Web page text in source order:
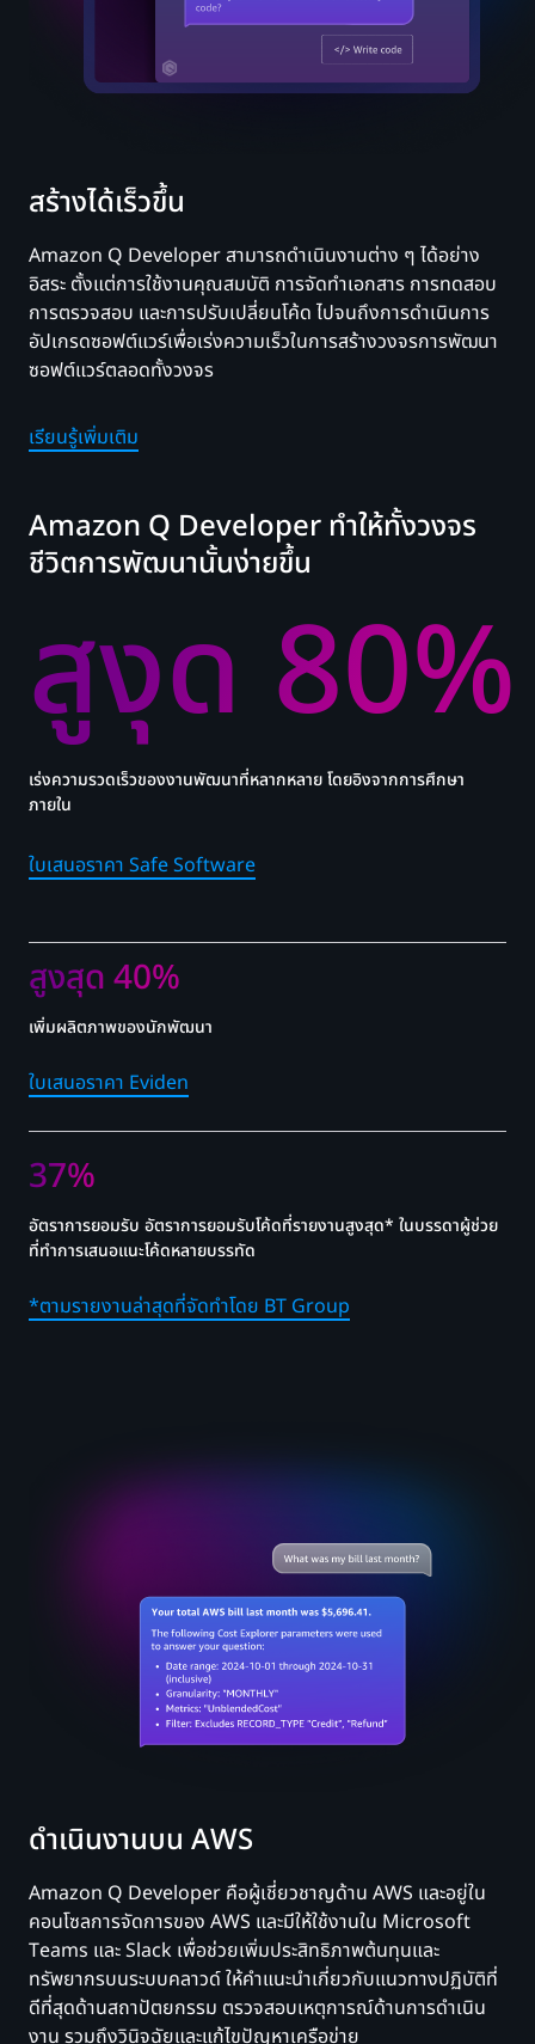
สร้างได้เร็วขึ้น
Amazon Q Developer สามารถดำเนินงานต่าง ๆ ได้อย่าง
อิสระ ตั้งแต่การใช้งานคุณสมบัติ การจัดทำเอกสาร การทดสอบ
การตรวจสอบ และการปรับเปลี่ยนโค้ด ไปจนถึงการดำเนินการ
อัปเกรดซอฟต์แวร์เพื่อเร่งความเร็วในการสร้างวงจรการพัฒนา
ซอฟต์แวร์ตลอดทั้งวงจร
เรียนรู้เพิ่มเติม
Amazon Q Developer ทำให้ทั้งวงจร
ชีวิตการพัฒนานั้นง่ายขึ้น
สูงุด 80%
เร่งความรวดเร็วของงานพัฒนาที่หลากหลาย โดยอิงจากการศึกษา
ภายใน
ใบเสนอราคา Safe Software
สูงสุด 40%
เพิ่มผลิตภาพของนักพัฒนา
ใบเสนอราคา Eviden
37%
อัตราการยอมรับ อัตราการยอมรับโค้ดที่รายงานสูงสุด* ในบรรดาผู้ช่วย
ที่ทำการเสนอแนะโค้ดหลายบรรทัด
*ตามรายงานล่าสุดที่จัดทำโดย BT Group
ดำเนินงานบน AWS
Amazon Q Developer คือผู้เชี่ยวชาญด้าน AWS และอยู่ใน
คอนโซลการจัดการของ AWS และมีให้ใช้งานใน Microsoft
Teams และ Slack เพื่อช่วยเพิ่มประสิทธิภาพต้นทุนและ
ทรัพยากรบนระบบคลาวด์ ให้คำแนะนำเกี่ยวกับแนวทางปฏิบัติที่
ดีที่สุดด้านสถาปัตยกรรม ตรวจสอบเหตุการณ์ด้านการดำเนิน
งาน รวมถึงวินิจฉัยและแก้ไขปัญหาเครือข่าย